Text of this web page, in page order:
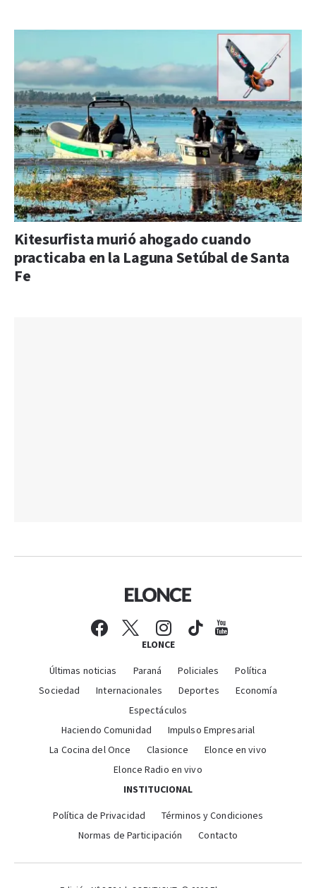
Kitesurfista murió ahogado cuando
practicaba en la Laguna Setúbal de Santa
Fe
ELONCE
Últimas noticias Paraná Policiales
Política
Sociedad
Internacionales Deportes
Economía
Espectáculos
Haciendo Comunidad
Impulso Empresarial
La Cocina del Once
Clasionce
Elonce en vivo
Elonce Radio en vivo
INSTITUCIONAL
Política de Privacidad
Términos y Condiciones
Normas de Participación
Contacto